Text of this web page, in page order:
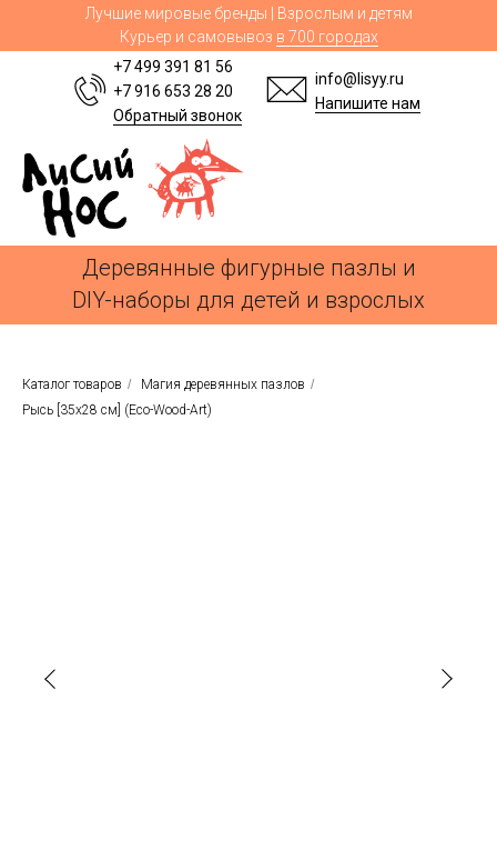
Лучшие мировые бренды | Взрослым и детям
Курьер и самовывоз в 700 городах
+7 499 391 81 56
+7 916 653 28 20
Обратный звонок
info@lisyy.ru
Напишите нам
Деревянные фигурные пазлы и
DIY-наборы для детей и взрослых
Каталог товаров / Магия деревянных пазлов /
Рысь [35x28 см] (Eco-Wood-Art)